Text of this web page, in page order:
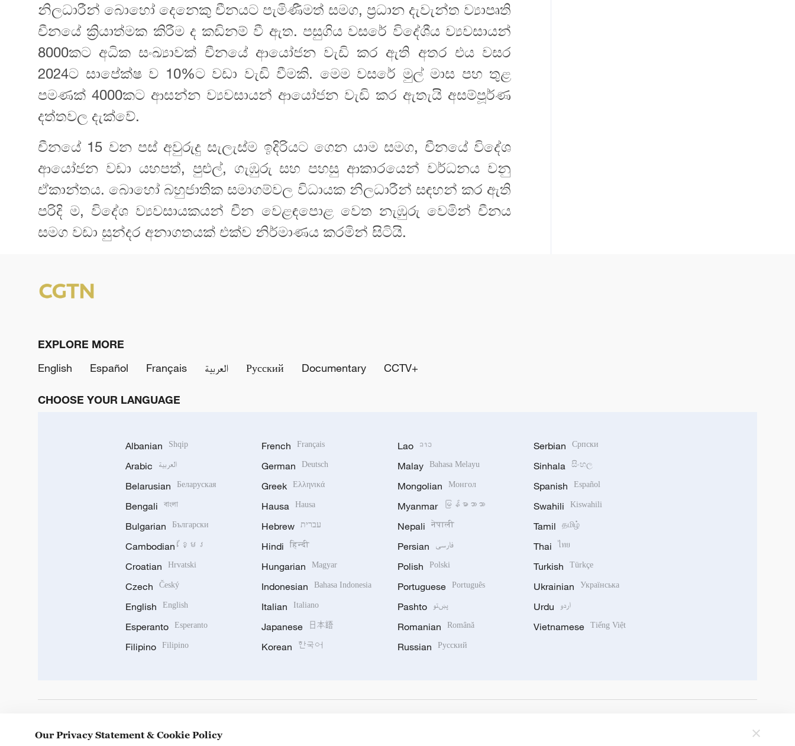
නිලධාරීන් බොහෝ දෙනෙකු චීනයට පැමිණීමත් සමග, ප්‍රධාන දැවැන්ත ව්‍යාපෘති
චීනයේ ක්‍රියාත්මක කිරීම ද කඩිනම් වී ඇත. පසුගිය වසරේ විදේශීය ව්‍යවසායන්
8000කට අධික සංඛ්‍යාවක් චීනයේ ආයෝජන වැඩි කර ඇති අතර එය වසර
2024ට සාපේක්ෂ ව 10%ට වඩා වැඩි වීමකි. මෙම වසරේ මුල් මාස පහ තුළ
පමණක් 4000කට ආසන්න ව්‍යවසායන් ආයෝජන වැඩි කර ඇතැයි අසම්පූර්ණ
දත්තවල දැක්වේ.
චීනයේ 15 වන පස් අවුරුදු සැලැස්ම ඉදිරියට ගෙන යාම සමග, චීනයේ විදේශ
ආයෝජන වඩා යහපත්, පුළුල්, ගැඹුරු සහ පහසු ආකාරයෙන් වර්ධනය වනු
ඒකාන්තය. බොහෝ බහුජාතික සමාගම්වල විධායක නිලධාරීන් සඳහන් කර ඇති
පරිදි ම, විදේශ ව්‍යවසායකයන් චීන වෙළඳපොළ වෙත නැඹුරු වෙමින් චීනය
සමග වඩා සුන්දර අනාගතයක් එක්ව නිර්මාණය කරමින් සිටියි.
EXPLORE MORE
English
Español Français العربية Русский Documentary CCTV+
CHOOSE YOUR LANGUAGE
Albanian Shqip
Arabic العربية
Belarusian Беларуская
Bengali বাংলা
Bulgarian Български
Cambodian ខ្មែរ
Croatian Hrvatski
Czech Český
English English
Esperanto Esperanto
Filipino Filipino
French Français
German Deutsch
Greek Ελληνικά
Hausa Hausa
Hebrew עברית
Hindi हिन्दी
Hungarian Magyar
Indonesian Bahasa Indonesia
Italian Italiano
Japanese 日本語
Korean 한국어
Lao ລາວ
Malay Bahasa Melayu
Mongolian Монгол
Myanmar မြန်မာဘာသာ
Nepali नेपाली
Persian فارسی
Polish Polski
Portuguese Português
Pashto پښتو
Romanian Română
Russian Русский
Serbian Српски
Sinhala සිංහල
Spanish Español
Swahili Kiswahili
Tamil தமிழ்
Thai ไทย
Turkish Türkçe
Ukrainian Українська
Urdu اردو
Vietnamese Tiếng Việt
Our Privacy Statement & Cookie Policy